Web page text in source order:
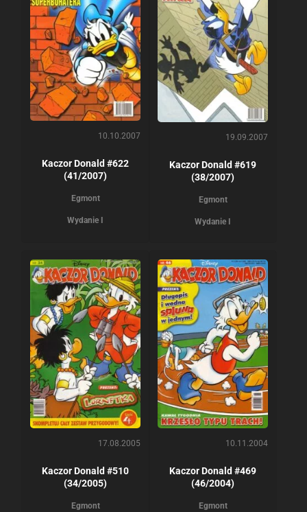
10.10.2007
Kaczor Donald #622
(41/2007)
Egmont
Wydanie I
19.09.2007
Kaczor Donald #619
(38/2007)
Egmont
Wydanie I
17.08.2005
Kaczor Donald #510
(34/2005)
Egmont
10.11.2004
Kaczor Donald #469
(46/2004)
Egmont